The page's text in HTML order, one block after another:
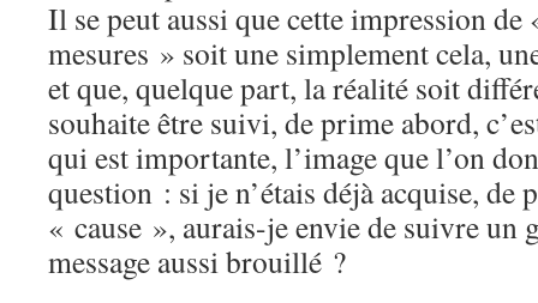
Il se peut aussi que cette impression
mesures » soit une simplement cela,
et que, quelque part, la réalité soit
souhaite être suivi, de prime abord,
qui est importante, l’image que l’on
question : si je n’étais déjà acquise, de
« cause », aurais-je envie de suivre un
message aussi brouillé ?